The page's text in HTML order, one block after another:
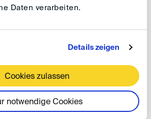
Daten verarbeiten.
Details zeigen
Cookies zulassen
notwendige Cookies
Partner des Prager
Partner der Giese &
Niederlassung Giese & Partner in